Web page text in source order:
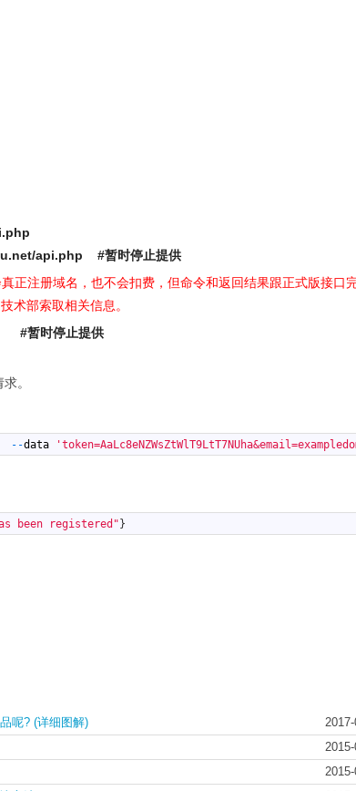
api.php #暂时停止提供
注册域名，也不会扣费，但命令和返回结果跟正式版接口
术部索取相关信息。
#暂时停止提供
。
--data
been registered" }
呢? (详细图解)